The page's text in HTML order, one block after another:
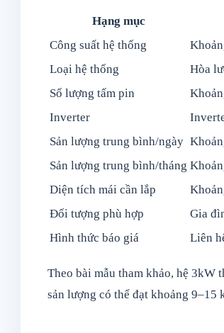
Hạng mục
Công suất hệ thống
Loại hệ thống
Hòa
Số lượng tấm pin
Inverter
Sản lượng trung bình/ngày
Sản lượng trung bình/tháng
Diện tích mái cần lắp
Đối tượng phù hợp
Gia
Hình thức báo giá
Liên
Theo bài mẫu tham khảo, hệ
sản lượng có thể đạt khoảng